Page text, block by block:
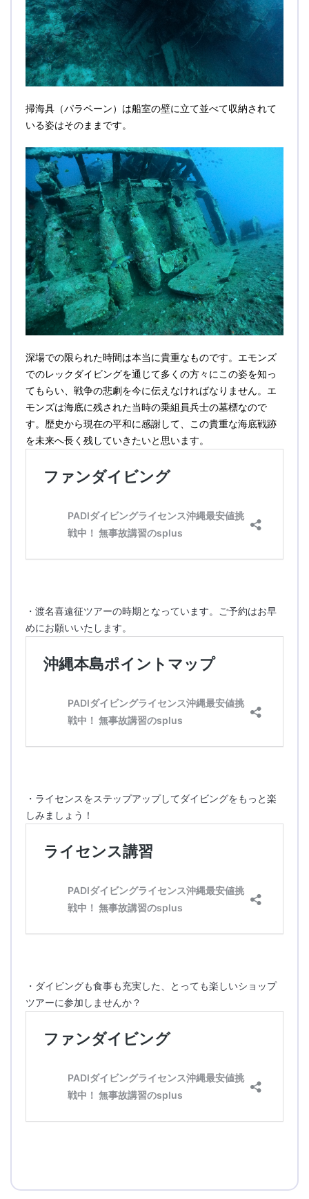
掃海具（パラペーン）は船室の壁に立て並べて収納されて
いる姿はそのままです。
深場での限られた時間は本当に貴重なものです。エモンズ
でのレックダイビングを通じて多くの方々にこの姿を知っ
てもらい、戦争の悲劇を今に伝えなければなりません。エ
モンズは海底に残された当時の乗組員兵士の墓標なので
す。歴史から現在の平和に感謝して、この貴重な海底戦跡
を未来へ長く残していきたいと思います。
・渡名喜遠征ツアーの時期となっています。ご予約はお早
めにお願いいたします。
・ライセンスをステップアップしてダイビングをもっと楽
しみましょう！
・ダイビングも食事も充実した、とっても楽しいショップ
ツアーに参加しませんか？